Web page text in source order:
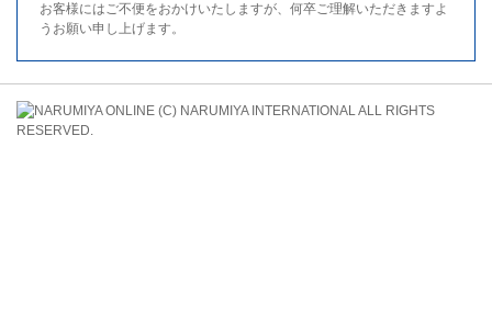
お客様にはご不便をおかけいたしますが、何卒ご理解いただきますよ
うお願い申し上げます。